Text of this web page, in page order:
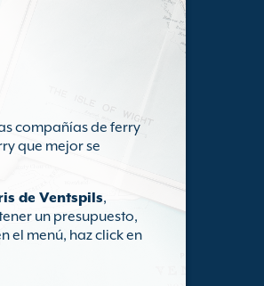
compañías de ferry
que mejor se
de Ventspils,
un presupuesto,
el menú, haz click en